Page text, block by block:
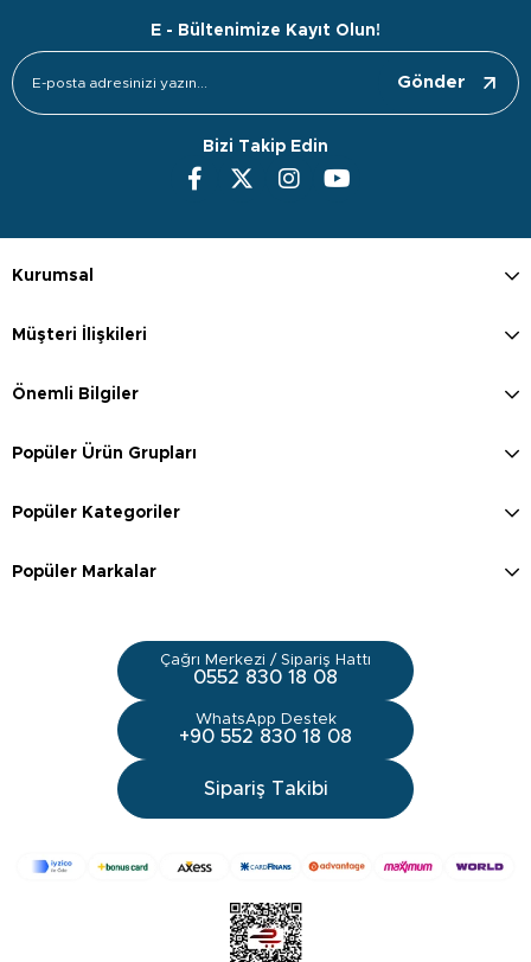
E - Bültenimize Kayıt Olun!
Gönder
Bizi Takip Edin
Kurumsal
Müşteri İlişkileri
Önemli Bilgiler
Popüler Ürün Grupları
Popüler Kategoriler
Popüler Markalar
Çağrı Merkezi / Sipariş Hattı
0552 830 18 08
WhatsApp Destek
+90 552 830 18 08
Sipariş Takibi